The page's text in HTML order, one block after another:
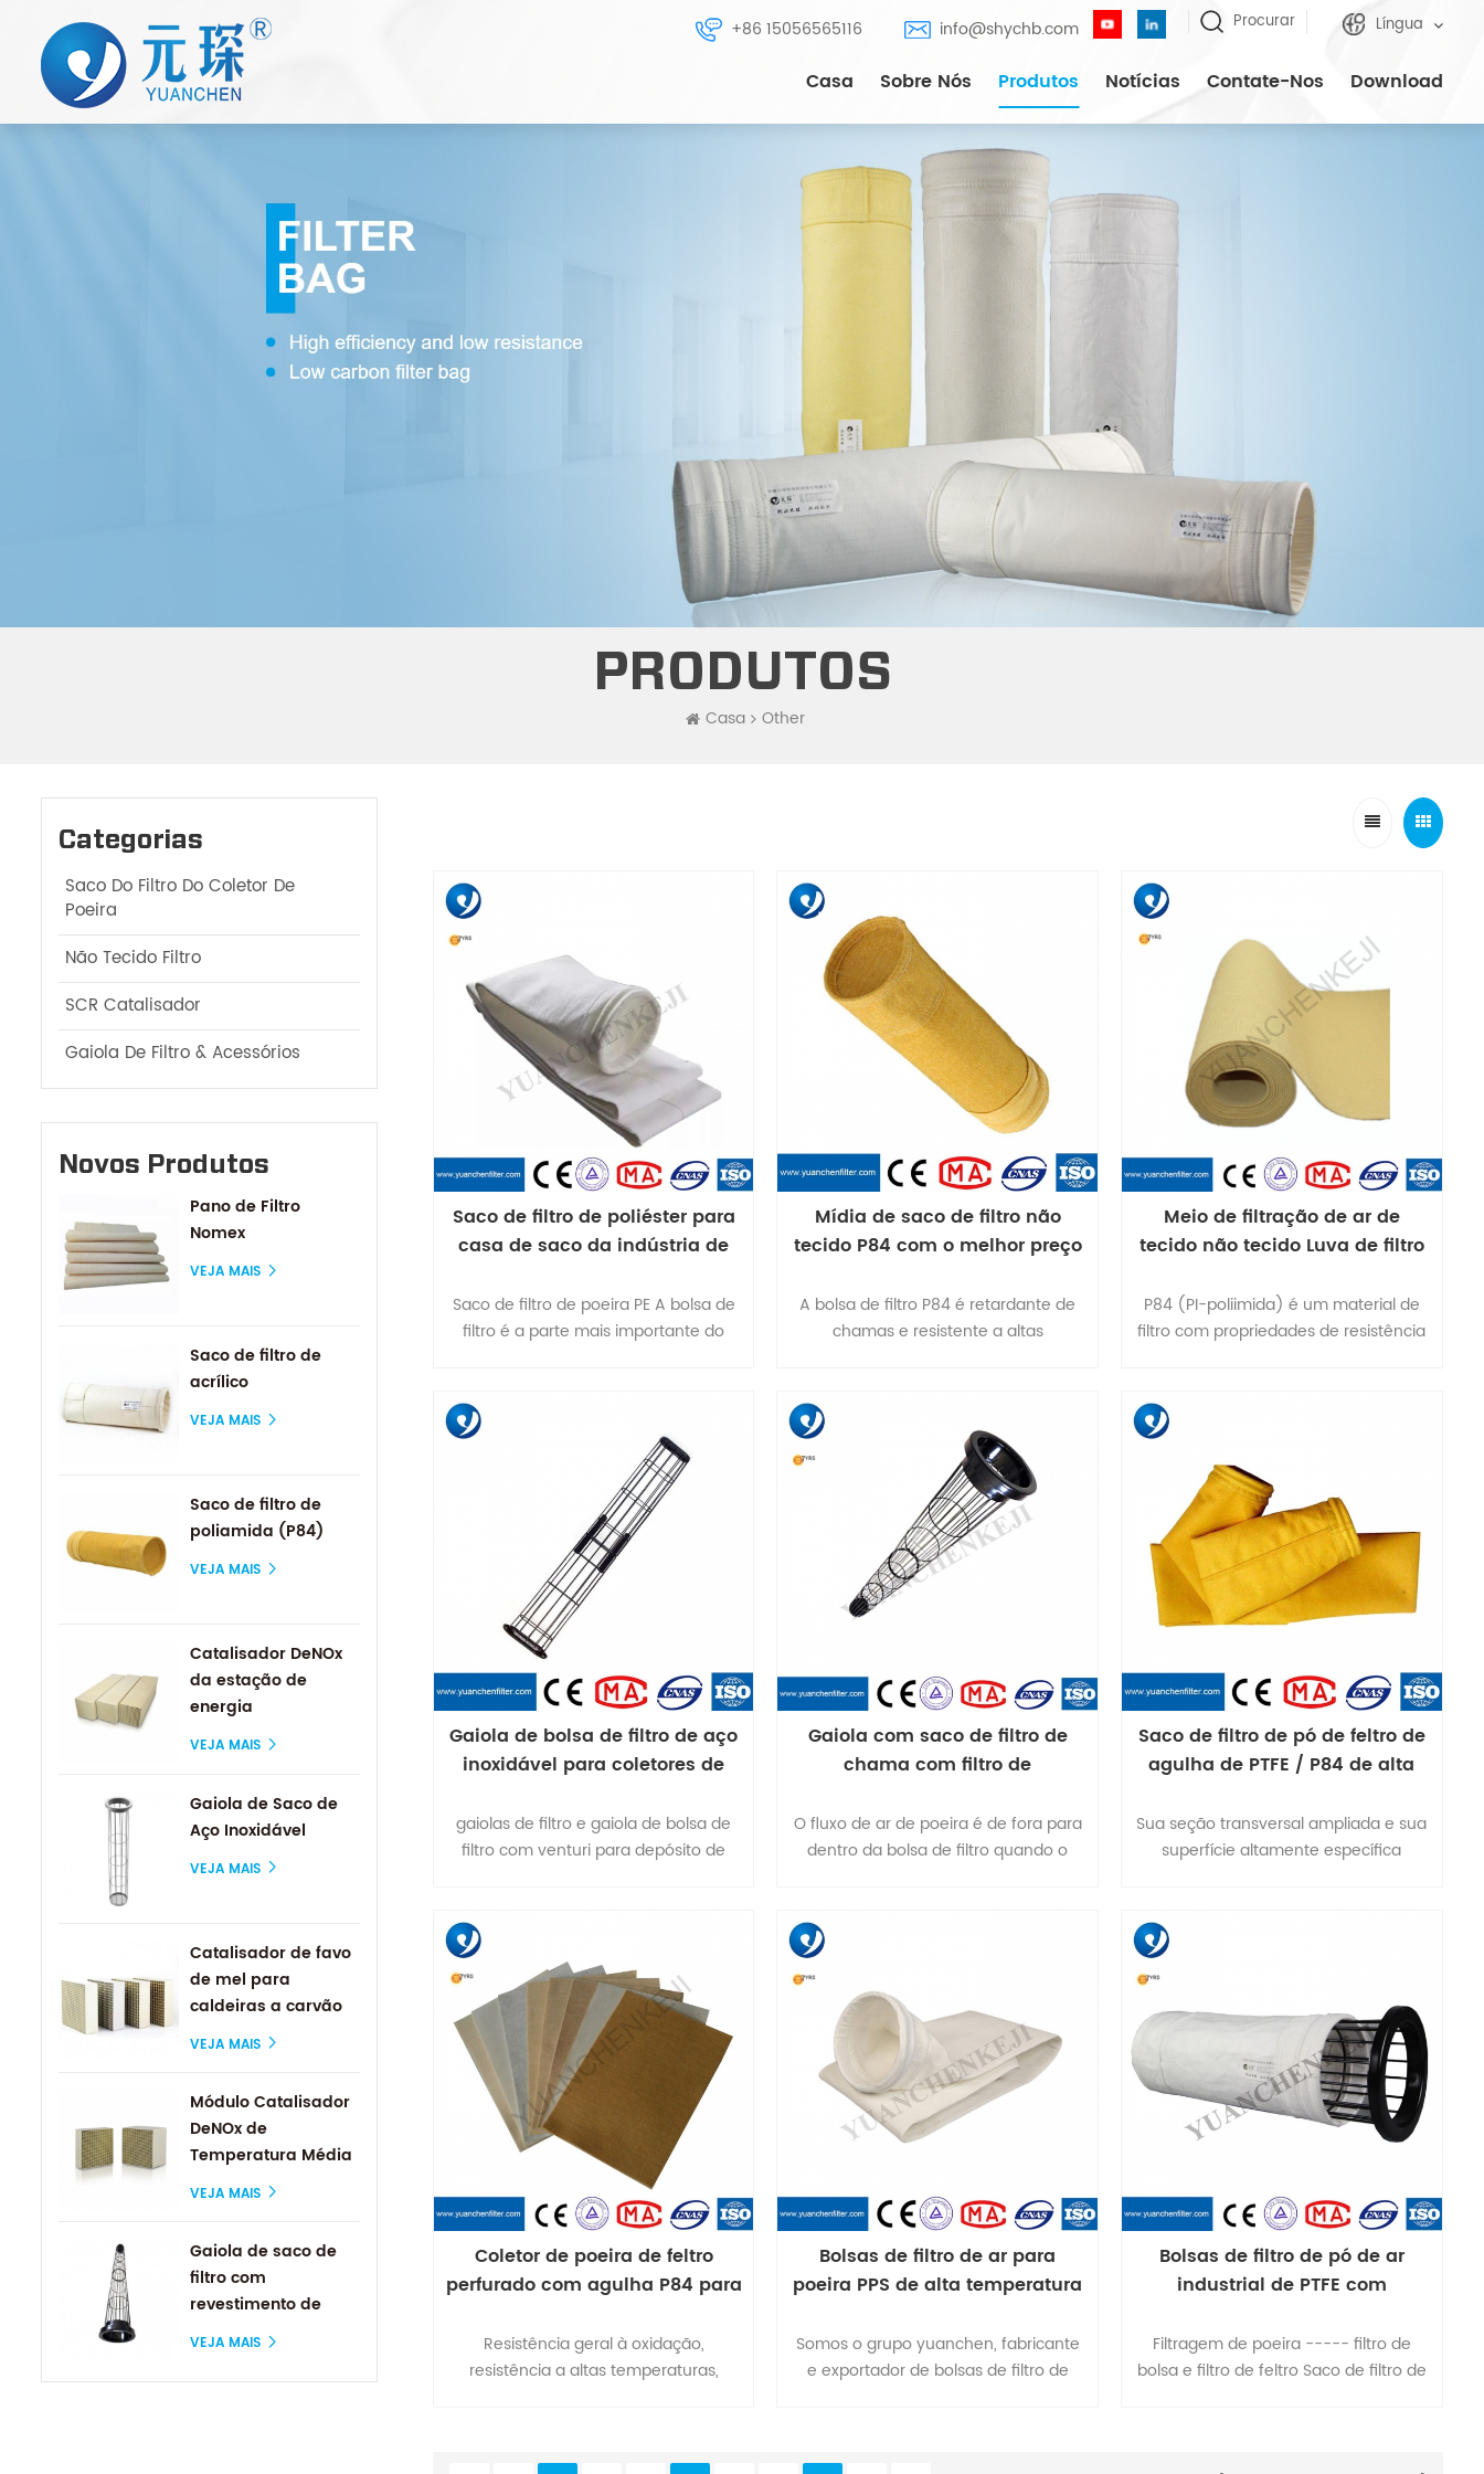
+86 15056565116 info@shychb.com Procurar Língua
Casa Sobre Nós Produtos Notícias Contate-Nos Download
PRODUTOS
Casa Other
Categorias
Saco Do Filtro Do Coletor De
Poeira
Não Tecido Filtro
SCR Catalisador
Gaiola De Filtro & Acessórios
Novos Produtos
Pano de Filtro
Nomex
VEJA MAIS
Saco de filtro de
acrílico
VEJA MAIS
Saco de filtro de
poliamida (P84)
VEJA MAIS
Catalisador DeNOx
da estação de
energia
VEJA MAIS
Gaiola de Saco de
Aço Inoxidável
VEJA MAIS
Catalisador de favo
de mel para
caldeiras a carvão
VEJA MAIS
Módulo Catalisador
DeNOx de
Temperatura Média
VEJA MAIS
Gaiola de saco de
filtro com
revestimento de
silicone
VEJA MAIS
Saco de filtro de poliéster para
casa de saco da indústria de
Saco de filtro de poeira PE A bolsa de
filtro é a parte mais importante do
Mídia de saco de filtro não
tecido P84 com o melhor preço
A bolsa de filtro P84 é retardante de
chamas e resistente a altas
material de filtro de fibra de poliimida
P84 não serão alteradas e a
resistência à temperatura mais alta
pode chegar a 260 A fibra de poliimida
P84 não é um filtro de fibra
higroscópica (cerca de 3% de
absorção de água a 65% de umidade
relativa). Além disso, a fibra P84 é
frequentemente implantada na
melhorar o desempenho de filtração
do material de filtro.
Meio de filtração de ar de
tecido não tecido Luva de filtro
cimento Coletor de pó por jato
de pulso
P84 (PI-poliimida) é um material de
filtro com propriedades de resistência
Gaiola de bolsa de filtro de aço
inoxidável para coletores de
gaiolas de filtro e gaiola de bolsa de
filtro com venturi para depósito de
sem solda solta, solda e falta de solda
3. acabamento de superfície lisa, sem
cicatrizes de soldagem, solavancos e
rebarbas 4. leve, fácil de instalar e
manter baixo preço e qualidade
superior
Gaiola com saco de filtro de
chama com filtro de
O fluxo de ar de poeira é de fora para
dentro da bolsa de filtro quando o
bolsa de filtro deve precisar da
estrutura (gaiola da bolsa de filtro)
para suportar e manter sua forma.
Saco de filtro de pó de feltro de
agulha de PTFE / P84 de alta
Sua seção transversal ampliada e sua
superfície altamente específica
Coletor de poeira de feltro
perfurado com agulha P84 para
de filtro
Resistência geral à oxidação,
resistência a altas temperaturas,
Bolsas de filtro de ar para
poeira PPS de alta temperatura
Somos o grupo yuanchen, fabricante
e exportador de bolsas de filtro de
Bolsas de filtro de pó de ar
industrial de PTFE com
Filtragem de poeira ----- filtro de
bolsa e filtro de feltro Saco de filtro de